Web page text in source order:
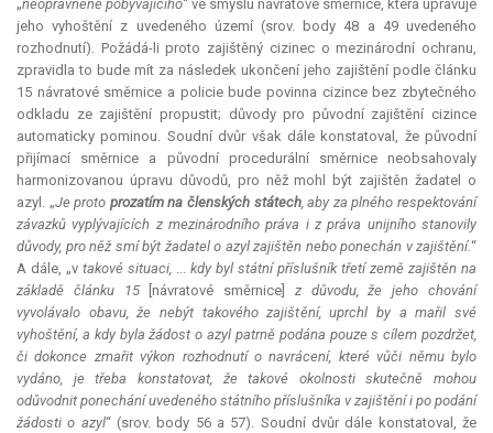
„neoprávněně pobývajícího“ ve smyslu návratové směrnice, která upravuje
jeho vyhoštění z uvedeného území (srov. body 48 a 49 uvedeného
rozhodnutí). Požádá-li proto zajištěný cizinec o mezinárodní ochranu,
zpravidla to bude mít za následek ukončení jeho zajištění podle článku
15 návratové směrnice a policie bude povinna cizince bez zbytečného
odkladu ze zajištění propustit; důvody pro původní zajištění cizince
automaticky pominou. Soudní dvůr však dále konstatoval, že původní
přijímací směrnice a původní procedurální směrnice neobsahovaly
harmonizovanou úpravu důvodů, pro něž mohl být zajištěn žadatel o
azyl. „Je proto prozatím na členských státech, aby za plného respektování
závazků vyplývajících z mezinárodního práva i z práva unijního stanovily
důvody, pro něž smí být žadatel o azyl zajištěn nebo ponechán v zajištění.“
A dále, „v takové situaci, ... kdy byl státní příslušník třetí země zajištěn na
základě článku 15
[návratové směrnice] z důvodu, že jeho chování
vyvolávalo obavu, že nebýt takového zajištění, uprchl by a mařil své
vyhoštění, a kdy byla žádost o azyl patrně podána pouze s cílem pozdržet,
či dokonce zmařit výkon rozhodnutí o navrácení, které vůči němu bylo
vydáno, je třeba konstatovat, že takové okolnosti skutečně mohou
odůvodnit ponechání uvedeného státního příslušníka v zajištění i po podání
žádosti o azyl“ (srov. body 56 a 57). Soudní dvůr dále konstatoval, že